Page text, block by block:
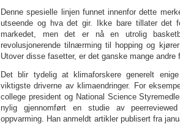
Denne spesielle linjen funnet innenfor dette
utseende og hva det gir. Ikke bare tillater det
markedet, men det er nå en utrolig
revolusjonerende tilnærming til hopping og
Utover disse fasetter, er det ganske mange andre
Det blir tydelig at klimaforskere generelt
viktigste driverne av klimaendringer. For
college president og National Science
nylig gjennomført en studie av
oppvarming. Han anmeldt artikler publisert fra